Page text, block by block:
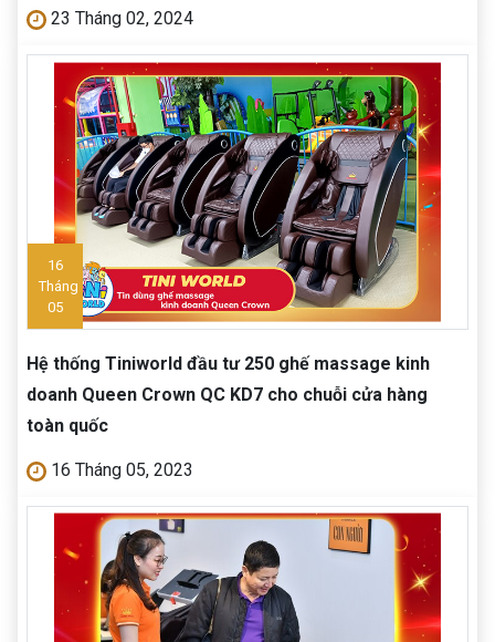
23 Tháng 02, 2024
16
Tháng
05
Hệ thống Tiniworld đầu tư 250 ghế massage kinh
doanh Queen Crown QC KD7 cho chuỗi cửa hàng
toàn quốc
16 Tháng 05, 2023